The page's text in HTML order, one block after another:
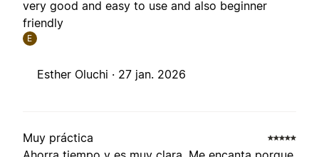
very good and easy to use and also beginner
friendly
E
Esther Oluchi · 27 jan. 2026
Muy práctica